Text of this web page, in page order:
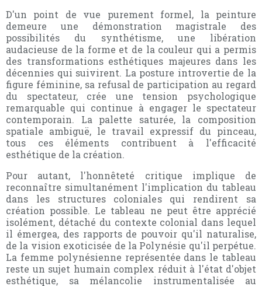
D'un point de vue purement formel, la peinture
demeure une démonstration magistrale des
possibilités du synthétisme, une libération
audacieuse de la forme et de la couleur qui a permis
des transformations esthétiques majeures dans les
décennies qui suivirent. La posture introvertie de la
figure féminine, sa refusal de participation au regard
du spectateur, crée une tension psychologique
remarquable qui continue à engager le spectateur
contemporain. La palette saturée, la composition
spatiale ambiguë, le travail expressif du pinceau,
tous ces éléments contribuent à l'efficacité
esthétique de la création.
Pour autant, l'honnêteté critique implique de
reconnaître simultanément l'implication du tableau
dans les structures coloniales qui rendirent sa
création possible. Le tableau ne peut être apprécié
isolément, détaché du contexte colonial dans lequel
il émergea, des rapports de pouvoir qu'il naturalise,
de la vision exoticisée de la Polynésie qu'il perpétue.
La femme polynésienne représentée dans le tableau
reste un sujet humain complex réduit à l'état d'objet
esthétique, sa mélancolie instrumentalisée au